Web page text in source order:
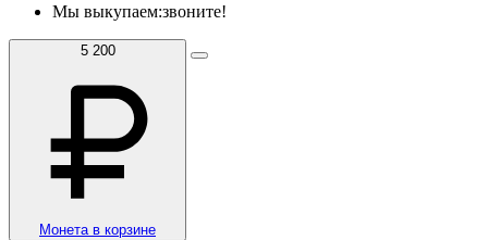
Мы выкупаем:звоните!
5 200
Монета в корзине